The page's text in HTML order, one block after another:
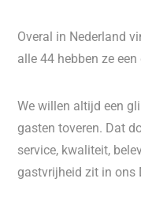
Overal in Nederland
alle 44 hebben ze
We willen altijd een
gasten toveren. Dat
service, kwaliteit,
gastvrijheid zit in ons